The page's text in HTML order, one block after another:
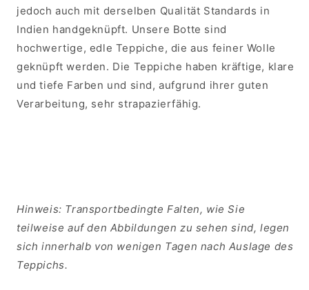
jedoch auch mit derselben Qualität Standards in
Indien handgeknüpft. Unsere Botte sind
hochwertige, edle Teppiche, die aus feiner Wolle
geknüpft werden. Die Teppiche haben kräftige, klare
und tiefe Farben und sind, aufgrund ihrer guten
Verarbeitung, sehr strapazierfähig.
Hinweis: Transportbedingte Falten, wie Sie
teilweise auf den Abbildungen zu sehen sind, legen
sich innerhalb von wenigen Tagen nach Auslage des
Teppichs.